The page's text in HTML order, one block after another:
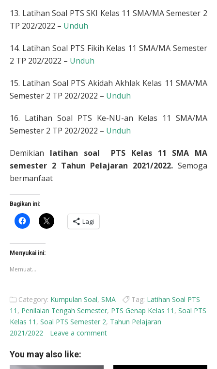
13. Latihan Soal PTS SKI Kelas 11 SMA/MA Semester 2
TP 202/2022 – Unduh
14. Latihan Soal PTS Fikih Kelas 11 SMA/MA Semester
2 TP 202/2022 – Unduh
15. Latihan Soal PTS Akidah Akhlak Kelas 11 SMA/MA
Semester 2 TP 202/2022 – Unduh
16. Latihan Soal PTS Ke-NU-an Kelas 11 SMA/MA
Semester 2 TP 202/2022 – Unduh
Demikian latihan soal PTS Kelas 11 SMA MA
semester 2 Tahun Pelajaran 2021/2022. Semoga
bermanfaat
Bagikan ini:
Klik
untuk
Facebook(Membuka
di
jendela
baru)
Klik
untuk
berbagi
Lagi
Menyukai ini:
Memuat...
Category: Kumpulan Soal, SMA Tag: Latihan Soal PTS
11 , Penilaian Tengah Semester, PTS Genap Kelas 11 , Soal PTS
Kelas 11 , Soal PTS Semester 2, Tahun Pelajaran
2021/2022
Leave a comment
You may also like: